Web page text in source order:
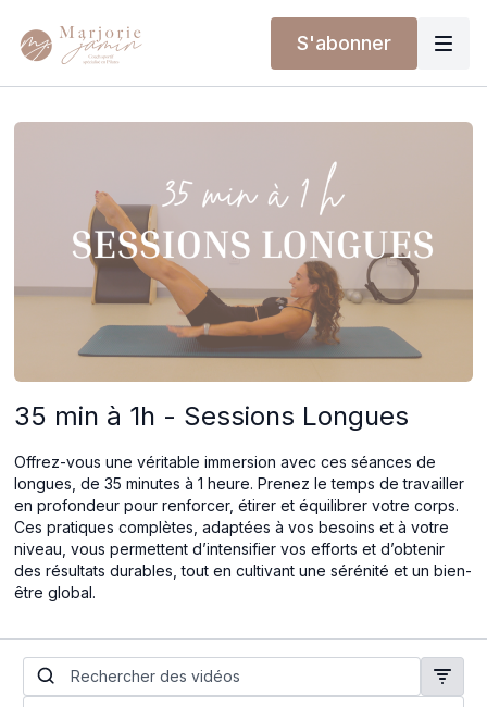
S'abonner
35 min à 1h - Sessions Longues
Offrez-vous une véritable immersion avec ces séances de
longues, de 35 minutes à 1 heure. Prenez le temps de travailler
en profondeur pour renforcer, étirer et équilibrer votre corps.
Ces pratiques complètes, adaptées à vos besoins et à votre
niveau, vous permettent d’intensifier vos efforts et d’obtenir
des résultats durables, tout en cultivant une sérénité et un bien-
être global.